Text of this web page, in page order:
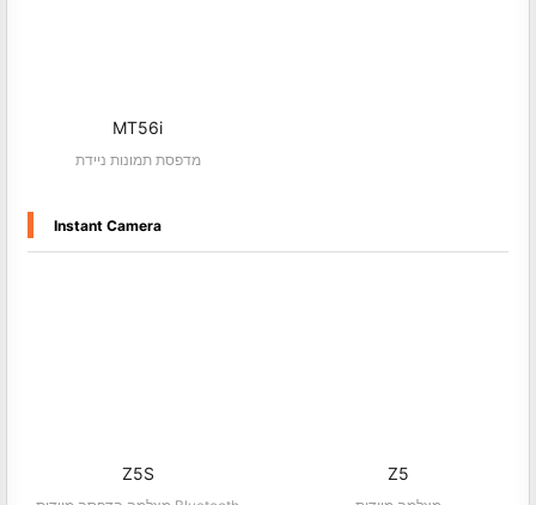
MT56i
מדפסת תמונות ניידת
Instant Camera
Z5S Z5